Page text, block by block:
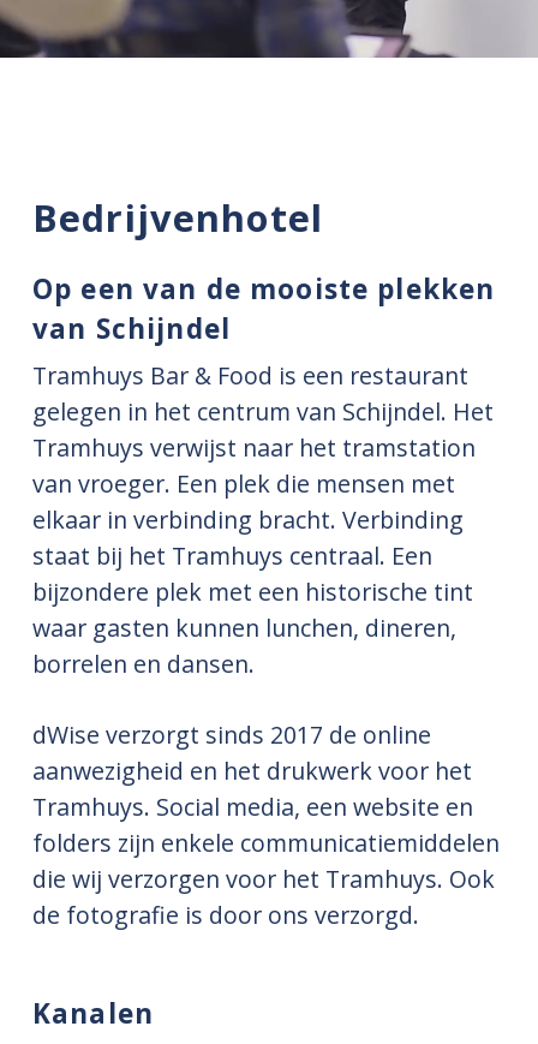
Bedrijvenhotel
Op een van de mooiste plekken
van Schijndel
Tramhuys Bar & Food is een restaurant
gelegen in het centrum van Schijndel. Het
Tramhuys verwijst naar het tramstation
van vroeger. Een plek die mensen met
elkaar in verbinding bracht. Verbinding
staat bij het Tramhuys centraal. Een
bijzondere plek met een historische tint
waar gasten kunnen lunchen, dineren,
borrelen en dansen.
dWise verzorgt sinds 2017 de online
aanwezigheid en het drukwerk voor het
Tramhuys. Social media, een website en
folders zijn enkele communicatiemiddelen
die wij verzorgen voor het Tramhuys. Ook
de fotografie is door ons verzorgd.
Kanalen